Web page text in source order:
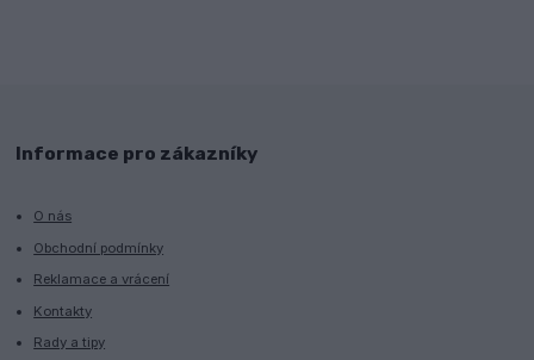
Informace pro zákazníky
O nás
Obchodní podmínky
Reklamace a vrácení
Kontakty
Rady a tipy